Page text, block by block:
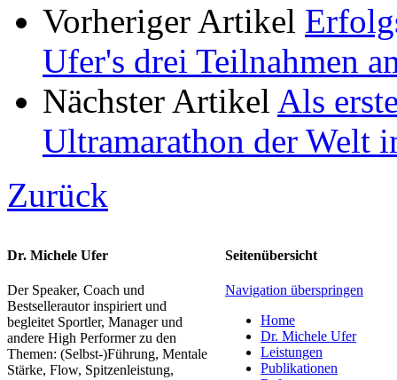
Vorheriger Artikel
Ufer's drei Teilnahmen
Nächster Artikel Als
Ultramarathon der Welt
Zurück
Dr. Michele Ufer
Der Speaker, Coach und
Bestsellerautor inspiriert und
begleitet Sportler, Manager und
andere High Performer zu den
Themen: (Selbst-)Führung, Mentale
Stärke, Flow, Spitzenleistung,
Seitenübersicht
Navigation überspringen
Home
Dr. Michele Ufer
Leistungen
Publikationen